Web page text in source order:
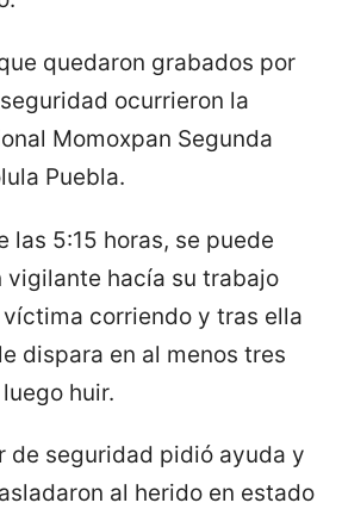
quedaron grabados por
ocurrieron la
Momoxpan Segunda
Puebla.
las 5:15 horas, se puede
vigilante hacía su trabajo
corriendo y tras ella
dispara en al menos tres
huir.
de seguridad pidió ayuda y
al herido en estado